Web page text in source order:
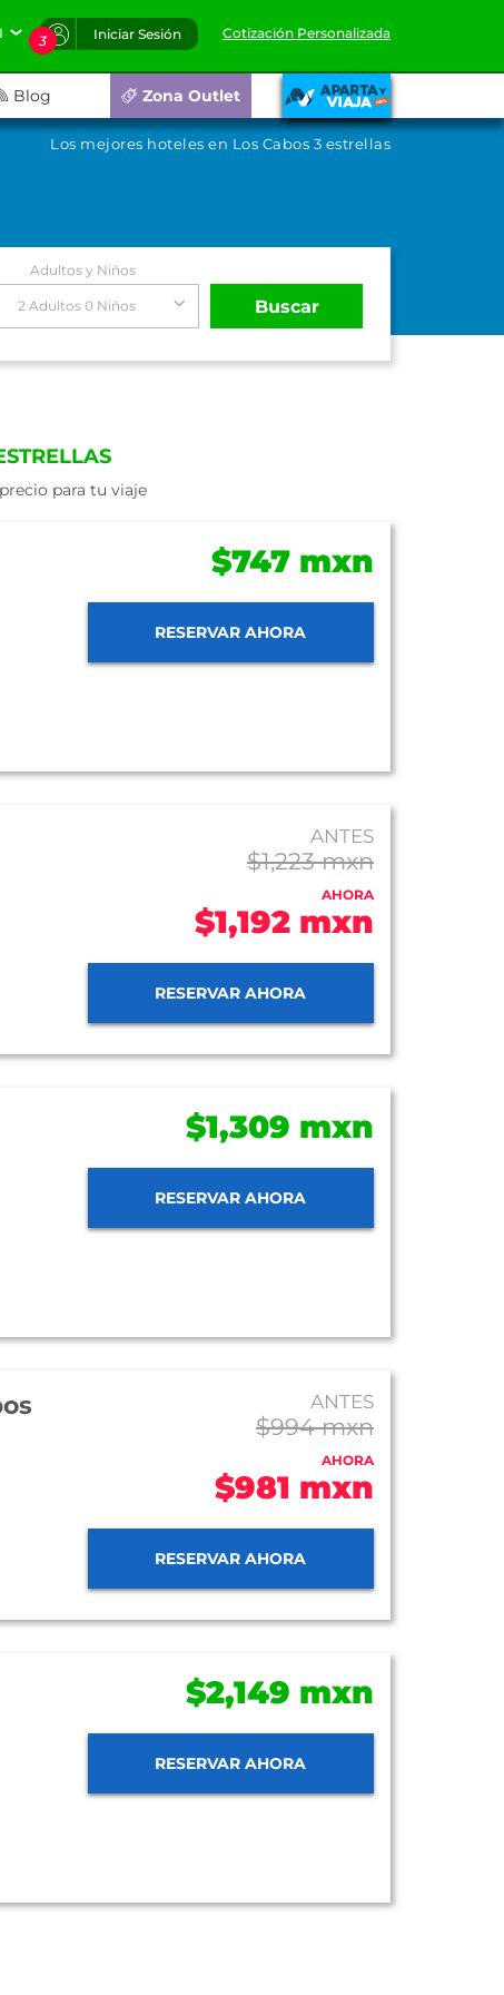
3 Iniciar Sesión Cotización Personalizada
Blog Zona Outlet
Los mejores hoteles en Los Cabos 3 estrellas
Adultos y Niños
2 Adultos 0 Niños Buscar
para tu viaje
$747 mxn
RESERVAR AHORA
ANTES
$1,223 mxn
AHORA
$1,192 mxn
RESERVAR AHORA
$1,309 mxn
RESERVAR AHORA
ANTES
$994 mxn
AHORA
$981 mxn
RESERVAR AHORA
$2,149 mxn
RESERVAR AHORA